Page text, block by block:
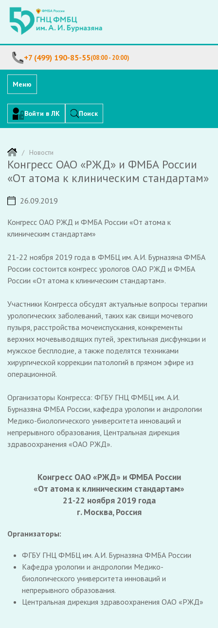
+7 (499) 190-85-55(08:00 - 20:00)
Меню
Войти в ЛК Поиск
Новости
Конгресс ОАО «РЖД» и ФМБА России
«От атома к клиническим стандартам»
26.09.2019
Конгресс ОАО РЖД и ФМБА России «От атома к
клиническим стандартам»
21-22 ноября 2019 года в ФМБЦ им. А.И. Бурназяна ФМБА
России состоится конгресс урологов ОАО РЖД и ФМБА
России «От атома к клиническим стандартам».
Участники Конгресса обсудят актуальные вопросы терапии
урологических заболеваний, таких как свищи мочевого
пузыря, расстройства мочеиспускания, конкременты
верхних мочевыводящих путей, эректильная дисфункции и
мужское бесплодие, а также поделятся техниками
хирургической коррекции патологий в прямом эфире из
операционной.
Организаторы Конгресса: ФГБУ ГНЦ ФМБЦ им. А.И.
Бурназяна ФМБА России, кафедра урологии и андрологии
Медико-биологического университета инноваций и
непрерывного образования, Центральная дирекция
здравоохранения «ОАО РЖД».
Конгресс ОАО «РЖД» и ФМБА России
«От атома к клиническим стандартам»
21-22 ноября 2019 года
г. Москва, Россия
Организаторы:
ФГБУ ГНЦ ФМБЦ им. А.И. Бурназяна ФМБА России
Кафедра урологии и андрологии Медико-
биологического университета инноваций и
непрерывного образования.
Центральная дирекция здравоохранения ОАО «РЖД»